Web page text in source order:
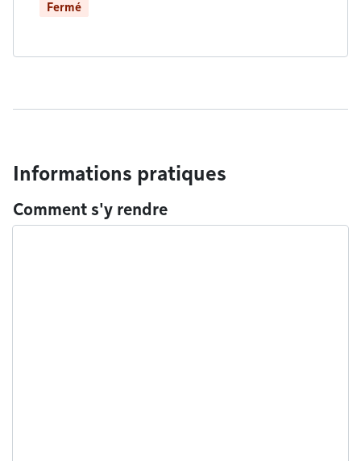
Fermé
Informations pratiques
Comment s'y rendre